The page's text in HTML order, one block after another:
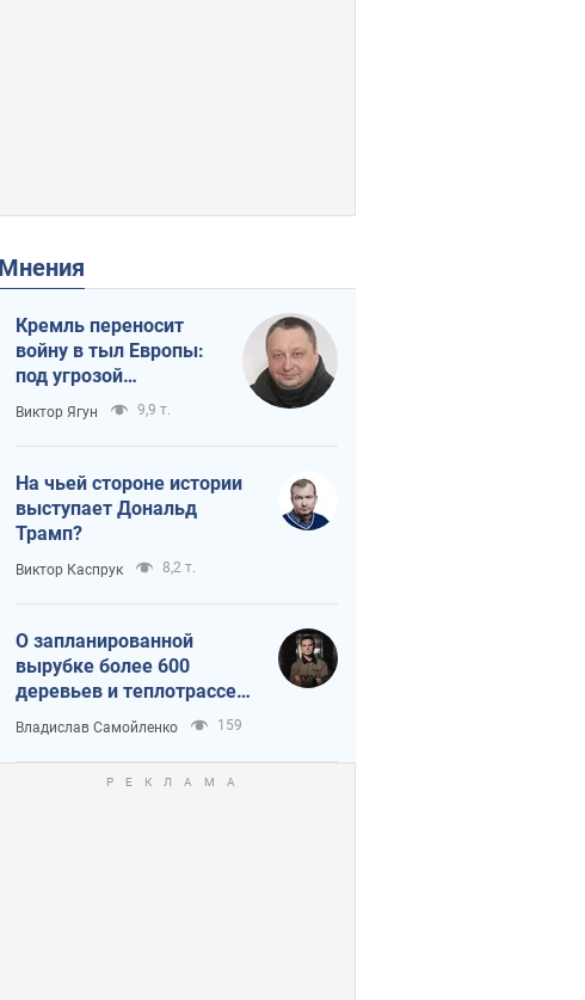
Мнения
Кремль переносит
войну в тыл Европы:
под угрозой
критическая
логистика
Виктор Ягун 9,9 т.
На чьей стороне истории
выступает Дональд
Трамп?
Виктор Каспрук 8,2 т.
О запланированной
вырубке более 600
деревьев и теплотрассе:
что происходит на
Теремках в Киеве
Владислав Самойленко 159